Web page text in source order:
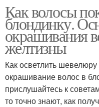
Как волосы
блондинку.
окрашивания
желтизны
Как осветлить
окрашивание волос в
прислушайтесь к
то точно знают, как